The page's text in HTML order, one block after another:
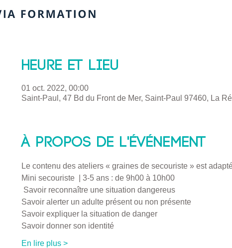
Heure et lieu
01 oct. 2022, 00:00
Saint-Paul, 47 Bd du Front de Mer, Saint-Paul 97460, La
À propos de l'événement
Le contenu des ateliers « graines de secouriste » est
Mini secouriste  | 3-5 ans : de 9h00 à 10h00
Savoir reconnaître une situation dangereus
Savoir alerter un adulte présent ou non présente
Savoir expliquer la situation de danger
Savoir donner son identité
En lire plus >